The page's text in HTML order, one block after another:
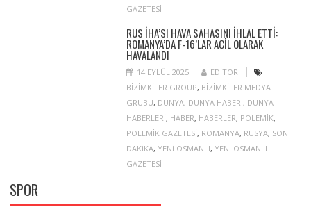
GAZETESI
RUS İHA’SI HAVA SAHASINI IHLAL ETTI:
ROMANYA’DA F-16’LAR ACIL OLARAK
HAVALANDI
14 EYLÜL 2025
EDITOR
BIZIMKILER GROUP, BIZIMKILER MEDYA
GRUBU, DÜNYA, DÜNYA HABERI, DÜNYA
HABERLERI, HABER, HABERLER, POLEMIK,
POLEMIK GAZETESI, ROMANYA, RUSYA, SON
DAKIKA, YENI OSMANLI, YENI OSMANLI
GAZETESI
SPOR